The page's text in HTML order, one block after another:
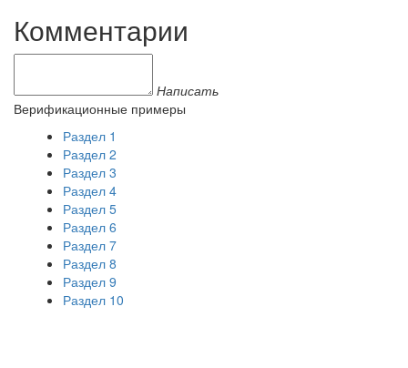
Комментарии
Написать
Верификационные примеры
Раздел 1
Раздел 2
Раздел 3
Раздел 4
Раздел 5
Раздел 6
Раздел 7
Раздел 8
Раздел 9
Раздел 10